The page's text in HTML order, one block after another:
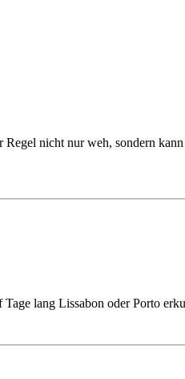
nicht nur weh, sondern
lang Lissabon oder Porto